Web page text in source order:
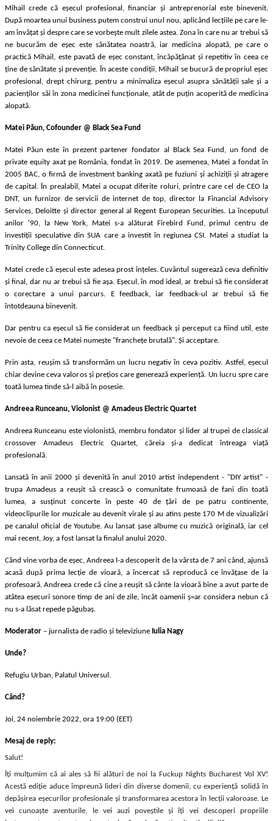
Mihail crede că eșecul profesional, financiar și antreprenorial este binevenit.
După moartea unui business putem construi unul nou, aplicând lecțiile pe care le-
am învățat și despre care se vorbește mult zilele astea. Zona în care nu ar trebui să
ne bucurăm de eșec este sănătatea noastră, iar medicina alopată, pe care o
practică Mihail, este pavată de eșec constant, încăpățânat și repetitiv în ceea ce
ține de sănătate și prevenție. În aceste condiții, Mihail se bucură de propriul eșec
profesional, drept chirurg, pentru a minimaliza eșecul asupra sănătății sale și a
pacienților săi în zona medicinei funcționale, atât de puțin acoperită de medicina
alopată.
Matei Păun, Cofounder @ Black Sea Fund
Matei Păun este în prezent partener fondator al Black Sea Fund, un fond de
private equity axat pe România, fondat în 2019. De asemenea, Matei a fondat în
2005 BAC, o firmă de investment banking axată pe fuziuni și achiziții și atragere
de capital. În prealabil, Matei a ocupat diferite roluri, printre care cel de CEO la
DNT, un furnizor de servicii de internet de top, director la Financial Advisory
Services, Deloitte și director general al Regent European Securities. La începutul
anilor '90, la New York, Matei s-a alăturat Firebird Fund, primul centru de
investiții speculative din SUA care a investit în regiunea CSI. Matei a studiat la
Trinity College din Connecticut.
Matei crede că eșecul este adesea prost înțeles. Cuvântul sugerează ceva definitiv
și final, dar nu ar trebui să fie așa. Eșecul, în mod ideal, ar trebui să fie considerat
o corectare a unui parcurs. E feedback, iar feedback-ul ar trebui să fie
întotdeauna binevenit.
Dar pentru ca eșecul să fie considerat un feedback și perceput ca fiind util, este
nevoie de ceea ce Matei numește "franchețe brutală". Și acceptare.
Prin asta, reușim să transformăm un lucru negativ în ceva pozitiv. Astfel, eșecul
chiar devine ceva valoros și prețios care generează experiență. Un lucru spre care
toată lumea tinde să-l aibă în posesie.
Andreea Runceanu, Violonist @ Amadeus Electric Quartet
Andreea Runceanu este violonistă, membru fondator și lider al trupei de classical
crossover Amadeus Electric Quartet, căreia și-a dedicat întreaga viață
profesională.
Lansată în anii 2000 și devenită în anul 2010 artist independent - "DIY artist" -
trupa Amadeus a reușit să crească o comunitate frumoasă de fani din toată
lumea, a susținut concerte în peste 40 de țări de pe patru continente,
videoclipurile lor muzicale au devenit virale și au atins peste 170 M de vizualizări
pe canalul oficial de Youtube. Au lansat șase albume cu muzică originală, iar cel
mai recent, Joy, a fost lansat la finalul anului 2020.
Când vine vorba de eșec, Andreea l-a descoperit de la vârsta de 7 ani când, ajunsă
acasă după prima lecție de vioară, a încercat să reproducă ce învățase de la
profesoară. Andreea crede că cine a reușit să cânte la vioară bine a avut parte de
atâtea eșecuri sonore timp de ani de zile, încât oamenii ș=ar considera nebun că
nu s-a lăsat repede păgubaș.
Moderator – jurnalista de radio și televiziune Iulia Nagy
Unde?
Refugiu Urban, Palatul Universul.
Când?
Joi, 24 noiembrie 2022, ora 19:00 (EET)
Mesaj de reply:
Salut!
Îți mulțumim că ai ales să fii alături de noi la Fuckup Nights Bucharest Vol XV!
Acestă ediție aduce împreună lideri din diverse domenii, cu experiență solidă în
depășirea eșecurilor profesionale și transformarea acestora în lecții valoroase. Le
vei cunoaște aventurile, le vei auzi poveștile și îți vei descoperi propriile